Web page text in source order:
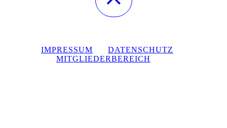
IMPRESSUM
DATENSCHUTZ
MITGLIEDERBEREICH